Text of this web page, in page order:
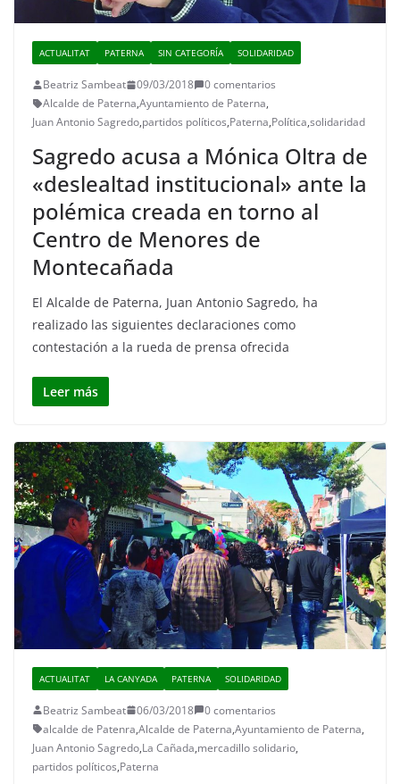
ACTUALITAT PATERNA SIN CATEGORÍA SOLIDARIDAD
Beatriz Sambeat 09/03/2018
0 comentarios
Alcalde de Paterna,Ayuntamiento de Paterna,
Juan Antonio Sagredo,partidos políticos,Paterna,Política,solidaridad
Sagredo acusa a Mónica Oltra de
«deslealtad institucional» ante la
polémica creada en torno al
Centro de Menores de
Montecañada
El Alcalde de Paterna, Juan Antonio Sagredo, ha
realizado las siguientes declaraciones como
contestación a la rueda de prensa ofrecida
Leer más
ACTUALITAT LA CANYADA PATERNA SOLIDARIDAD
Beatriz Sambeat 06/03/2018
0 comentarios
alcalde de Patenra,Alcalde de Paterna,Ayuntamiento de Paterna,
Juan Antonio Sagredo,La Cañada,mercadillo solidario,
partidos políticos,Paterna